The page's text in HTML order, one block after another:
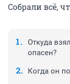
Собрали всё,
Откуда
опасен?
Когда он